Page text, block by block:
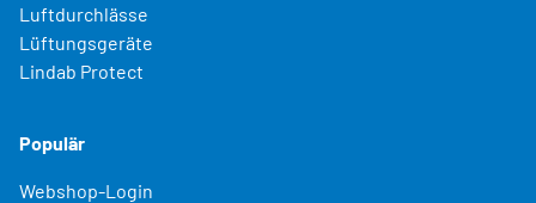
Luftdurchlässe
Lüftungsgeräte
Lindab Protect
Populär
Webshop-Login